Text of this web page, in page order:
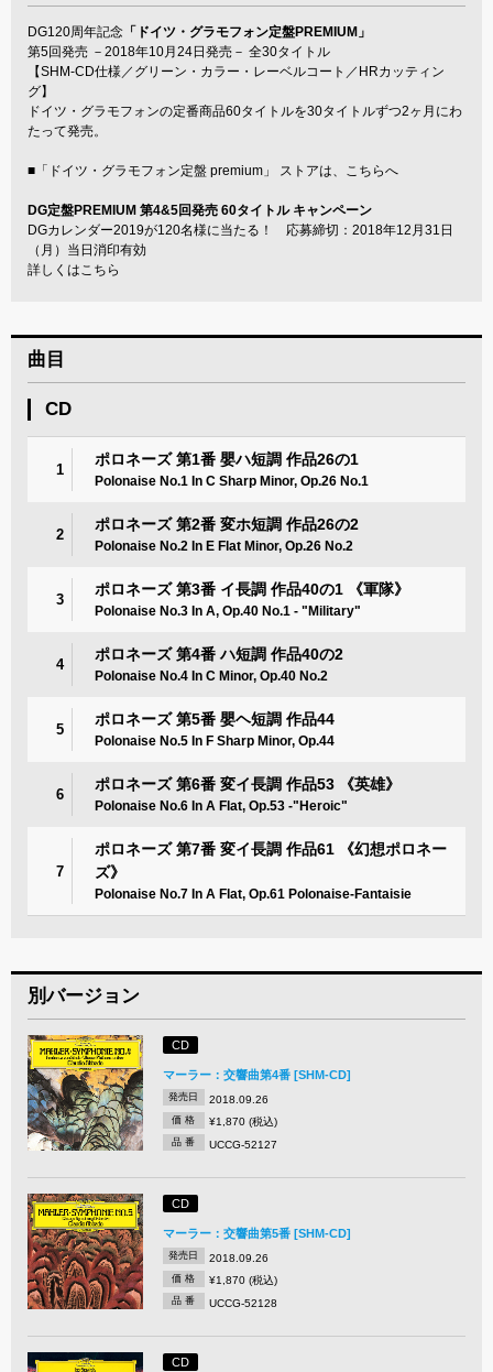
DG120周年記念 「ドイツ・グラモフォン定盤PREMIUM」
第5回発売 －2018年10月24日発売－ 全30タイトル
【SHM-CD仕様／グリーン・カラー・レーベルコート／HRカッティン
グ】
ドイツ・グラモフォンの定番商品60タイトルを30タイトルずつ2ヶ月にわ
たって発売。
■ 「ドイツ・グラモフォン定盤 premium」 ストアは、こちらへ
DG定盤PREMIUM 第4&5回発売 60タイトル キャンペーン
DGカレンダー2019が120名様に当たる！ 応募締切：2018年12月31日
（月）当日消印有効
詳しくはこちら
曲目
CD
1
ポロネーズ 第1番 嬰ハ短調 作品26の1
Polonaise No.1 In C Sharp Minor, Op.26 No.1
2
ポロネーズ 第2番 変ホ短調 作品26の2
Polonaise No.2 In E Flat Minor, Op.26 No.2
3
ポロネーズ 第3番 イ長調 作品40の1 《軍隊》
Polonaise No.3 In A, Op.40 No.1 - "Military"
4
ポロネーズ 第4番 ハ短調 作品40の2
Polonaise No.4 In C Minor, Op.40 No.2
5
ポロネーズ 第5番 嬰ヘ短調 作品44
Polonaise No.5 In F Sharp Minor, Op.44
6
ポロネーズ 第6番 変イ長調 作品53 《英雄》
Polonaise No.6 In A Flat, Op.53 -"Heroic"
7
ポロネーズ 第7番 変イ長調 作品61 《幻想ポロネー
ズ》
Polonaise No.7 In A Flat, Op.61 Polonaise-Fantaisie
別バージョン
CD
マーラー：交響曲第4番 [SHM-CD]
発売日 2018.09.26
価 格 ¥1,870 (税込)
品 番 UCCG-52127
CD
マーラー：交響曲第5番 [SHM-CD]
発売日 2018.09.26
価 格 ¥1,870 (税込)
品 番 UCCG-52128
CD